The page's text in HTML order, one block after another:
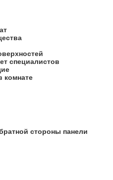
специалистов
комнате
стороны панели